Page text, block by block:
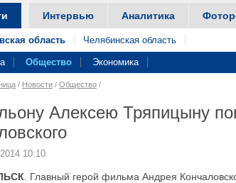
Интервью Аналитика
область Челябинская область
Общество Экономика
/ Новости / Общество /
Алексею Тряпицыну
10:10
. Главный герой фильма Андрея